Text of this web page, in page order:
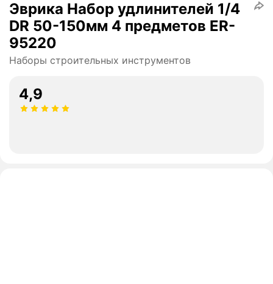
Эврика Набор удлинителей 1/4
DR 50-150мм 4 предметов ER-
95220
Наборы строительных инструментов
4,9